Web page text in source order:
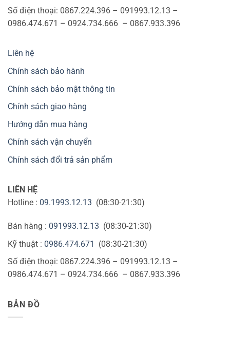
Số điện thoại: 0867.224.396 – 091993.12.13 –
0986.474.671 – 0924.734.666 – 0867.933.396
Liên hệ
Chính sách bảo hành
Chính sách bảo mật thông tin
Chính sách giao hàng
Hướng dẫn mua hàng
Chính sách vận chuyển
Chính sách đổi trả sản phẩm
LIÊN HỆ
Hotline : 09.1993.12.13 (08:30-21:30)
Bán hàng : 091993.12.13 (08:30-21:30)
Kỹ thuật : 0986.474.671
(08:30-21:30)
Số điện thoại: 0867.224.396 – 091993.12.13 –
0986.474.671 – 0924.734.666 – 0867.933.396
BẢN ĐỒ